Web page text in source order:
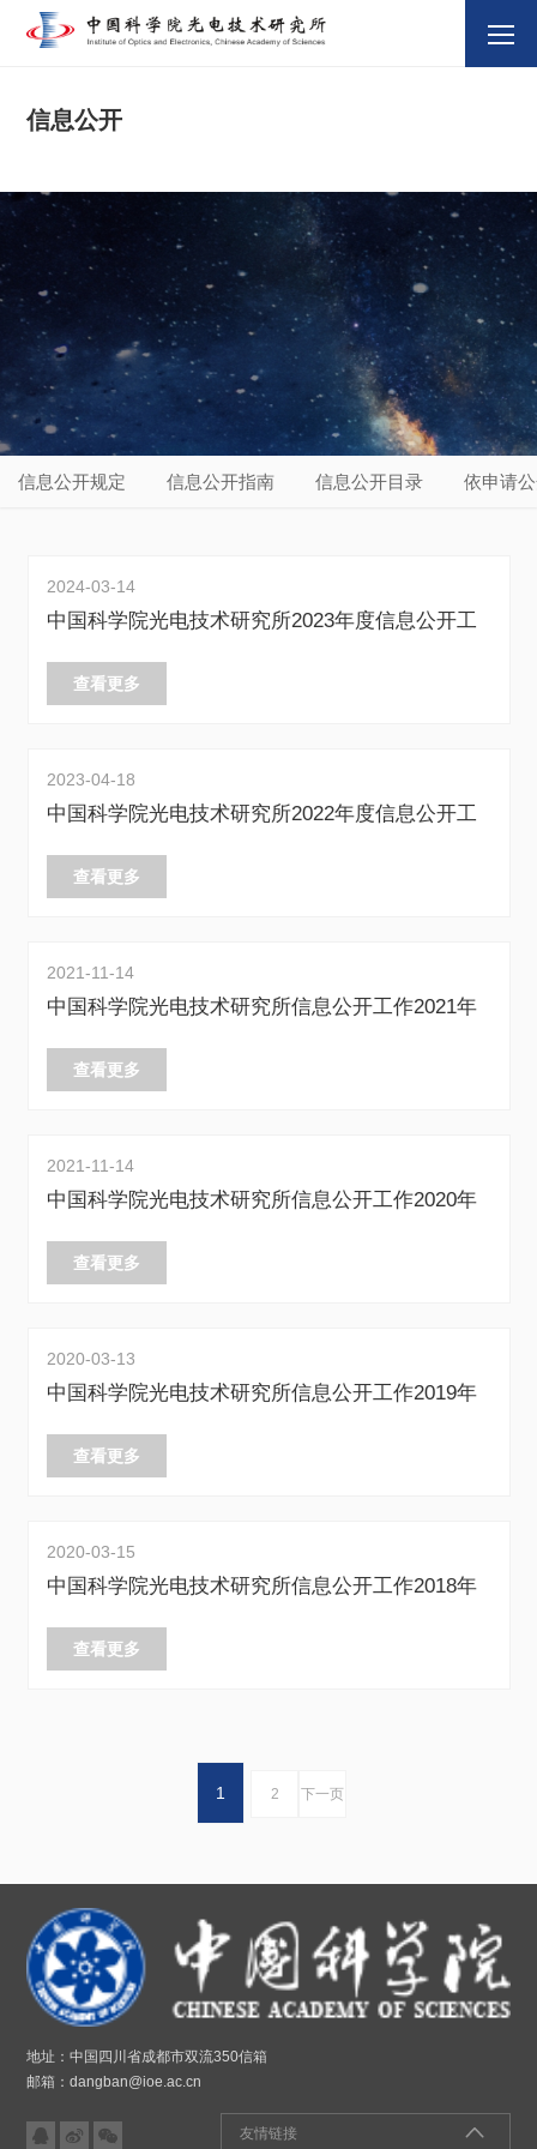
信息公开
信息公开规定 信息公开指南 信息公开目录 依申请
2024-03-14
中国科学院光电技术研究所2023年度信息公开工
查看更多
2023-04-18
中国科学院光电技术研究所2022年度信息公开工
查看更多
2021-11-14
中国科学院光电技术研究所信息公开工作2021年
查看更多
2021-11-14
中国科学院光电技术研究所信息公开工作2020年
查看更多
2020-03-13
中国科学院光电技术研究所信息公开工作2019年
查看更多
2020-03-15
中国科学院光电技术研究所信息公开工作2018年
查看更多
1 2 下一页
地址：中国四川省成都市双流350信箱
邮箱：dangban@ioe.ac.cn
   友情链接